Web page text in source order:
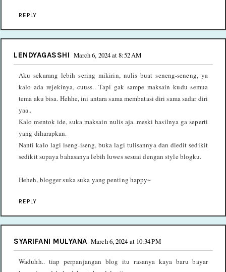
REPLY
LENDYAGASSHI March 6, 2024 at 8:52 AM
Aku sekarang lebih sering mikirin, nulis buat seneng-seneng, ya
kalo ada rejekinya, cuuss.. Tapi gak sampe maksain kudu semua
tema aku bisa. Hehhe, ini antara sama membatasi diri sama sadar diri
yaa..
Kalo mentok ide, suka maksain nulis aja..meski hasilnya ga seperti
yang diharapkan.
Nanti kalo lagi iseng-iseng, buka lagi tulisannya dan diedit sedikit
sedikit supaya bahasanya lebih luwes sesuai dengan style blogku.
Heheh, blogger suka suka yang penting happy~
REPLY
SYARIFANI MULYANA March 6, 2024 at 10:34 PM
Waduhh.. tiap perpanjangan blog itu rasanya kaya baru bayar